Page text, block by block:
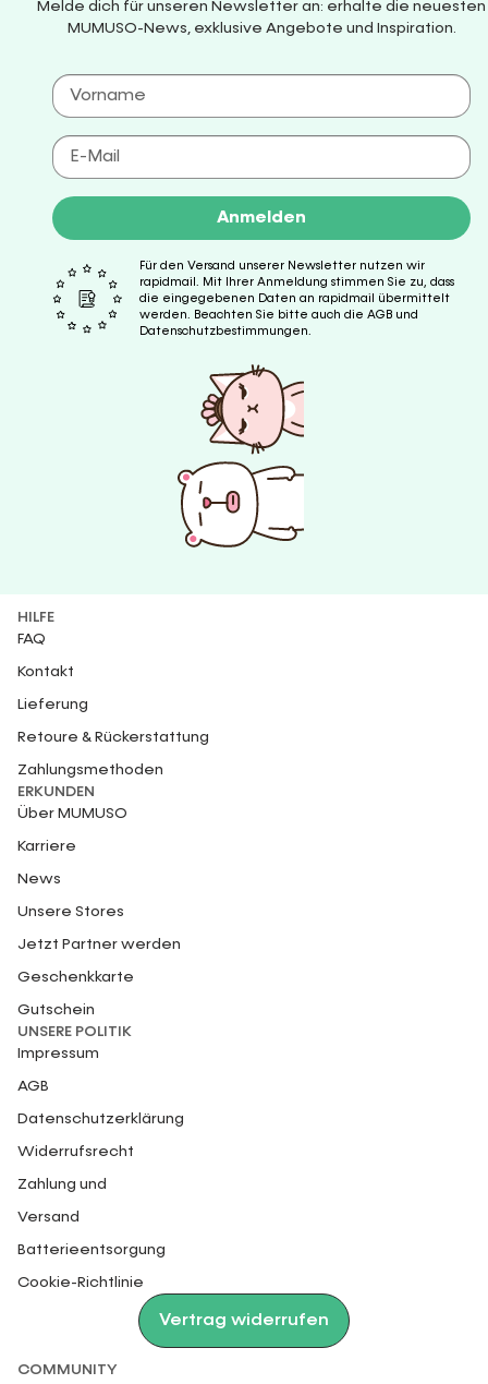
Melde dich für unseren Newsletter an: erhalte die neuesten
MUMUSO-News, exklusive Angebote und Inspiration.
Anmelden
Für den Versand unserer Newsletter nutzen wir
rapidmail. Mit Ihrer Anmeldung stimmen Sie zu, dass
die eingegebenen Daten an rapidmail übermittelt
werden. Beachten Sie bitte auch die AGB und
Datenschutzbestimmungen.
HILFE
FAQ
Kontakt
Lieferung
Retoure & Rückerstattung
Zahlungsmethoden
ERKUNDEN
Über MUMUSO
Karriere
News
Unsere Stores
Jetzt Partner werden
Geschenkkarte
Gutschein
UNSERE POLITIK
Impressum
AGB
Datenschutzerklärung
Widerrufsrecht
Zahlung und
Versand
Batterieentsorgung
Cookie-Richtlinie
Vertrag widerrufen
COMMUNITY